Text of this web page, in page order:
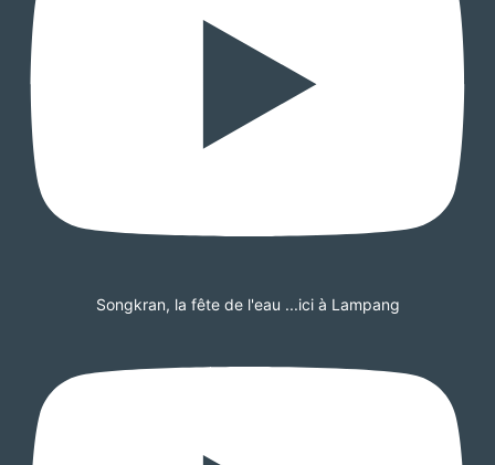
Songkran, la fête de l'eau ...ici à Lampang